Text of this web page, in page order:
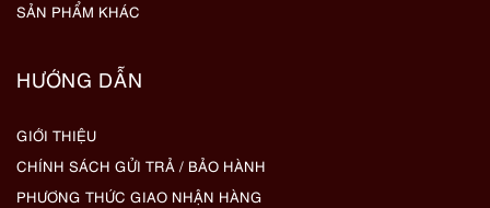
SẢN PHẨM KHÁC
HƯỚNG DẪN
GIỚI THIỆU
CHÍNH SÁCH GỬI TRẢ / BẢO HÀNH
PHƯƠNG THỨC GIAO NHẬN HÀNG